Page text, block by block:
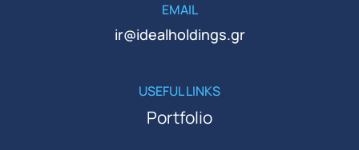
EMAIL
ir@idealholdings.gr
USEFUL LINKS
Portfolio